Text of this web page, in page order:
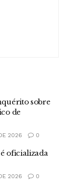
sobre
de
2026 0
oficializada
2026 0